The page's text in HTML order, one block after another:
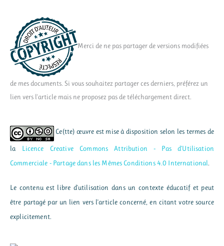
Merci de ne pas partager de versions modifiées
de mes documents. Si vous souhaitez partager ces derniers, préférez un
lien vers l'article mais ne proposez pas de téléchargement direct.
Ce(tte) œuvre est mise à disposition selon les termes de
la Licence Creative Commons Attribution - Pas d’Utilisation
Commerciale - Partage dans les Mêmes Conditions 4.0 International
Le contenu est libre d'utilisation dans un contexte éducatif et peut
être partagé par un lien vers l'article concerné, en citant votre source
explicitement.